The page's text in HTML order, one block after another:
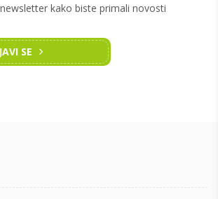
kako biste primali novosti
SE